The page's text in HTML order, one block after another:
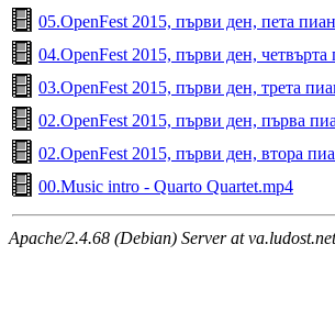
05.OpenFest 2015, първи ден, пета
04.OpenFest 2015, първи ден,
03.OpenFest 2015, първи ден, трета
02.OpenFest 2015, първи ден, първа
02.OpenFest 2015, първи ден, втора
00.Music intro - Quarto Quartet.mp4
Apache/2.4.68 (Debian) Server at